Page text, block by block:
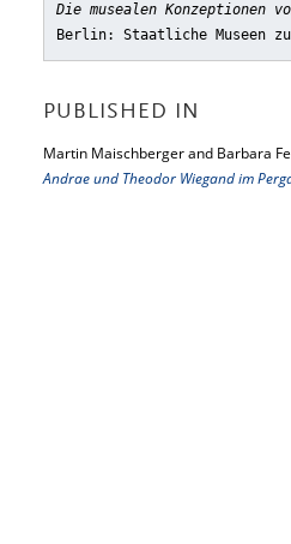
Die musealen Konzeptionen
Berlin: Staatliche Museen
PUBLISHED IN
Martin Maischberger and Barbara
Andrae und Theodor Wiegand im